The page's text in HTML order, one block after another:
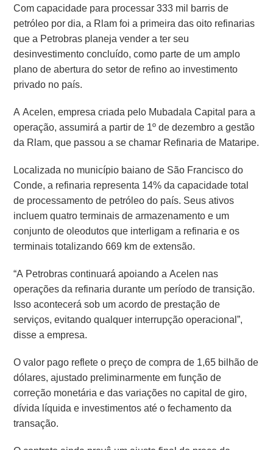
Com capacidade para processar 333 mil barris de
petróleo por dia, a Rlam foi a primeira das oito refinarias
que a Petrobras planeja vender a ter seu
desinvestimento concluído, como parte de um amplo
plano de abertura do setor de refino ao investimento
privado no país.
A Acelen, empresa criada pelo Mubadala Capital para a
operação, assumirá a partir de 1º de dezembro a gestão
da Rlam, que passou a se chamar Refinaria de Mataripe.
Localizada no município baiano de São Francisco do
Conde, a refinaria representa 14% da capacidade total
de processamento de petróleo do país. Seus ativos
incluem quatro terminais de armazenamento e um
conjunto de oleodutos que interligam a refinaria e os
terminais totalizando 669 km de extensão.
“A Petrobras continuará apoiando a Acelen nas
operações da refinaria durante um período de transição.
Isso acontecerá sob um acordo de prestação de
serviços, evitando qualquer interrupção operacional”,
disse a empresa.
O valor pago reflete o preço de compra de 1,65 bilhão de
dólares, ajustado preliminarmente em função de
correção monetária e das variações no capital de giro,
dívida líquida e investimentos até o fechamento da
transação.